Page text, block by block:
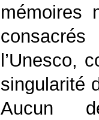
mémoires
l’Unesco,
singularité
Aucun